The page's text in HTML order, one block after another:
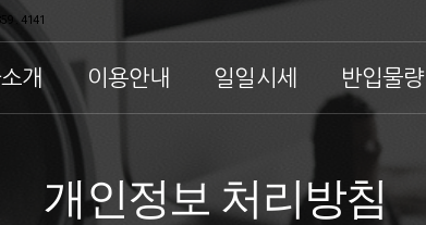
. 4141
개 이용안내 일일시세 반입물량
개인정보 처리방침